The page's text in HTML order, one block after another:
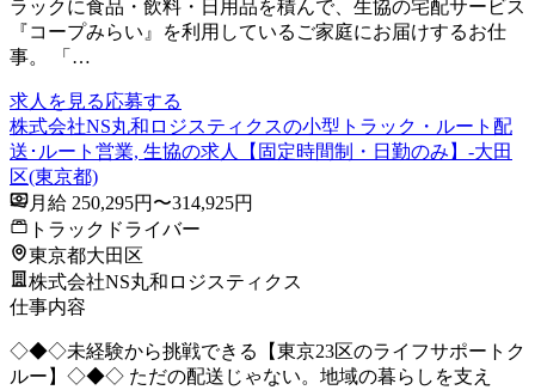
ラックに食品・飲料・日用品を積んで、生協の宅配サービス
『コープみらい』を利用しているご家庭にお届けするお仕
事。 「…
求人を見る応募する
株式会社NS丸和ロジスティクスの小型トラック・ルート配
送･ルート営業, 生協の求人【固定時間制・日勤のみ】-大田
区(東京都)
月給 250,295円〜314,925円
トラックドライバー
東京都大田区
株式会社NS丸和ロジスティクス
仕事内容
◇◆◇未経験から挑戦できる【東京23区のライフサポートク
ルー】◇◆◇ ただの配送じゃない。地域の暮らしを支え